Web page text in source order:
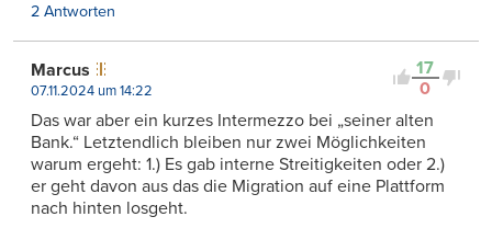
2 Antworten
17
0
Marcus
07.11.2024 um 14:22
Das war aber ein kurzes Intermezzo bei „seiner alten
Bank.“ Letztendlich bleiben nur zwei Möglichkeiten
warum ergeht: 1.) Es gab interne Streitigkeiten oder 2.)
er geht davon aus das die Migration auf eine Plattform
nach hinten losgeht.